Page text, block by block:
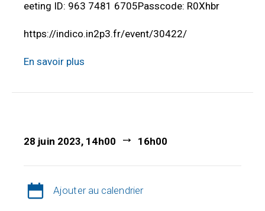
eeting ID: 963 7481 6705Passcode: R0Xhbr
https://indico.in2p3.fr/event/30422/
En savoir plus
28 juin 2023, 14h00 16h00
Ajouter au calendrier